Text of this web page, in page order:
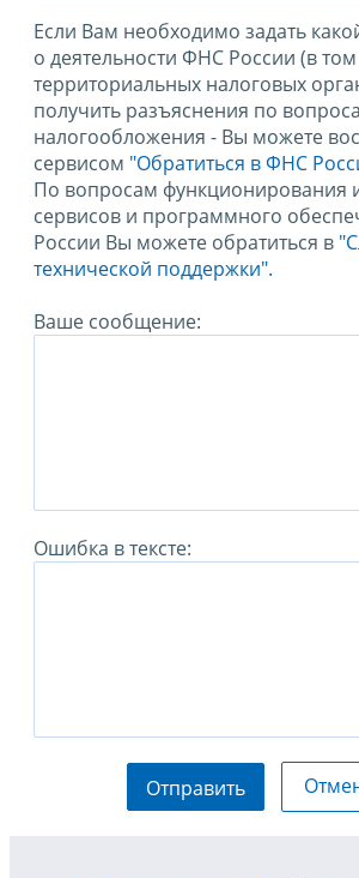
Если Вам необходимо задать
о деятельности ФНС России (в
территориальных налоговых
получить разъяснения по
налогообложения - Вы можете
сервисом "Обратиться в ФНС
По вопросам функционирования
сервисов и программного
России Вы можете обратиться в
технической поддержки".
Ваше сообщение:
Ошибка в тексте:
Отправить